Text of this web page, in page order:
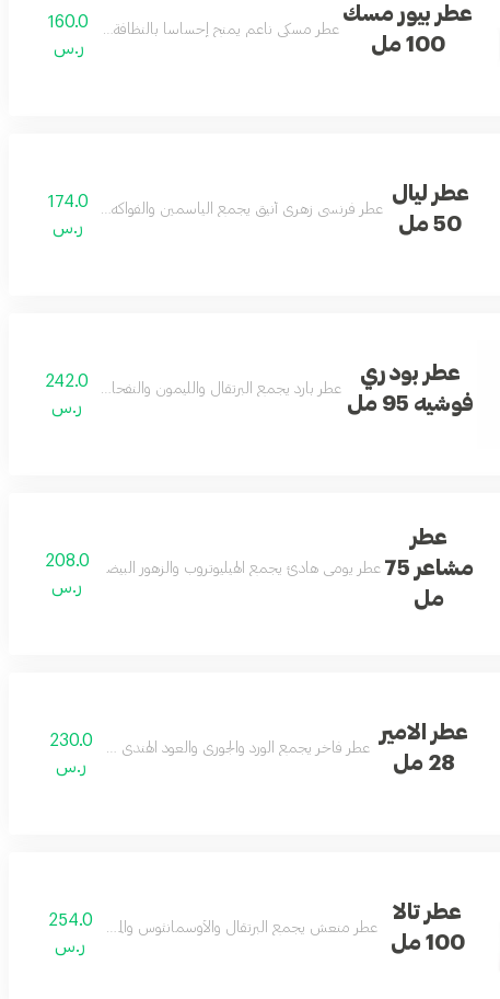
عطر بيور مسك
100 مل
عطر مسكي ناعم يمنح إحساساً بالنظافة والانتعاش طوال
160.0
ر.س
عطر ليال
50 مل
عطر فرنسي زهري أنيق يجمع الياسمين والفواكه والمسك لإطلالة
174.0
ر.س
عطر بودري
فوشيه 95 مل
عطر بارد يجمع البرتقال والليمون والنفحات المائية مع زهرة
242.0
ر.س
عطر
مشاعر 75
مل
عطر يومي هادئ يجمع الهيليوتروب والزهور البيضاء والفانيليا
208.0
ر.س
عطر الامير
28 مل
عطر فاخر يجمع الورد والجوري والعود الهندي مع لمسات شرقية
230.0
ر.س
عطر تالا
100 مل
عطر منعش يجمع البرتقال والأوسمانثوس والمسك والكراميل
254.0
ر.س